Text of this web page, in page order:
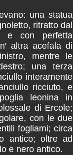
una statua
ritratto dal
e con perfetta
altra acefala di
mentre le
una terza
interamente
ricciuto, e
leonina in
di Ercole;
con le due
fogliami; circa
antico; oltre ad
e nero antico.